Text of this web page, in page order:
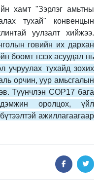
хамт "Зэрлэг амьтны
тухай" конвенцын
уулзалт хийжээ.
говийн их дархан
боомт нээх асуудал нь
учруулах тухайд зохих
орчин, уур амьсгалын
Түүнчлэн СОP17 бага
оролцох, үйл
ажиллагаагаар